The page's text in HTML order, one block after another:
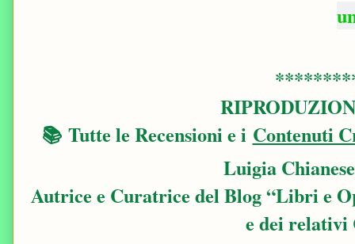
📚Tutte le Recensioni e i Contenuti
Luigia
Autrice e Curatrice del Blog “Libri e
e dei relativi